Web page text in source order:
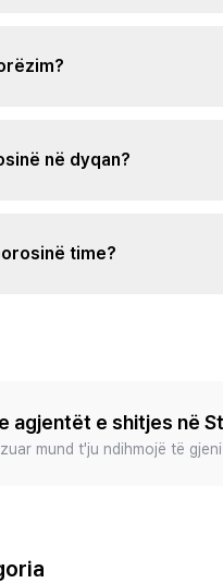
në dyqan?
time?
agjentët e shitjes në
mund t'ju ndihmojë të